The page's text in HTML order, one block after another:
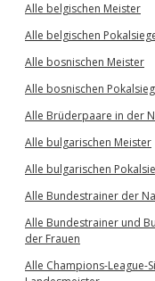
Alle belgischen Meister
Alle belgischen
Alle bosnischen Meister
Alle bosnischen
Alle Brüderpaare in der
Alle bulgarischen Meister
Alle bulgarischen
Alle Bundestrainer der
Alle Bundestrainer und
der Frauen
Alle Champions-League-